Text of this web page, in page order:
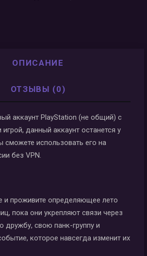
ОПИСАНИЕ
ОТЗЫВЫ (0)
аккаунт PlayStation (не общий) с
данный аккаунт останется у
сможете использовать его на
без VPN.
и проживите определяющее лето
пока они укрепляют связи через
дружбу, свою панк-группу и
которое навсегда изменит их